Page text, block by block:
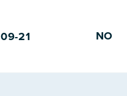
21 NO